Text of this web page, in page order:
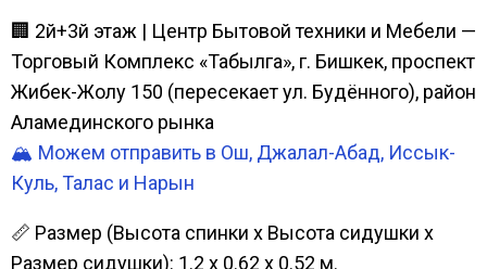
🏢 2й+3й этаж | Центр Бытовой техники и Мебели —
Торговый Комплекс «Табылга», г. Бишкек, проспект
Жибек-Жолу 150 (пересекает ул. Будённого), район
Аламединского рынка
🏔️ Можем отправить в Ош, Джалал-Абад, Иссык-
Куль, Талас и Нарын
📏 Размер (Высота спинки х Высота сидушки х
Размер сидушки): 1.2 х 0.62 х 0.52 м.